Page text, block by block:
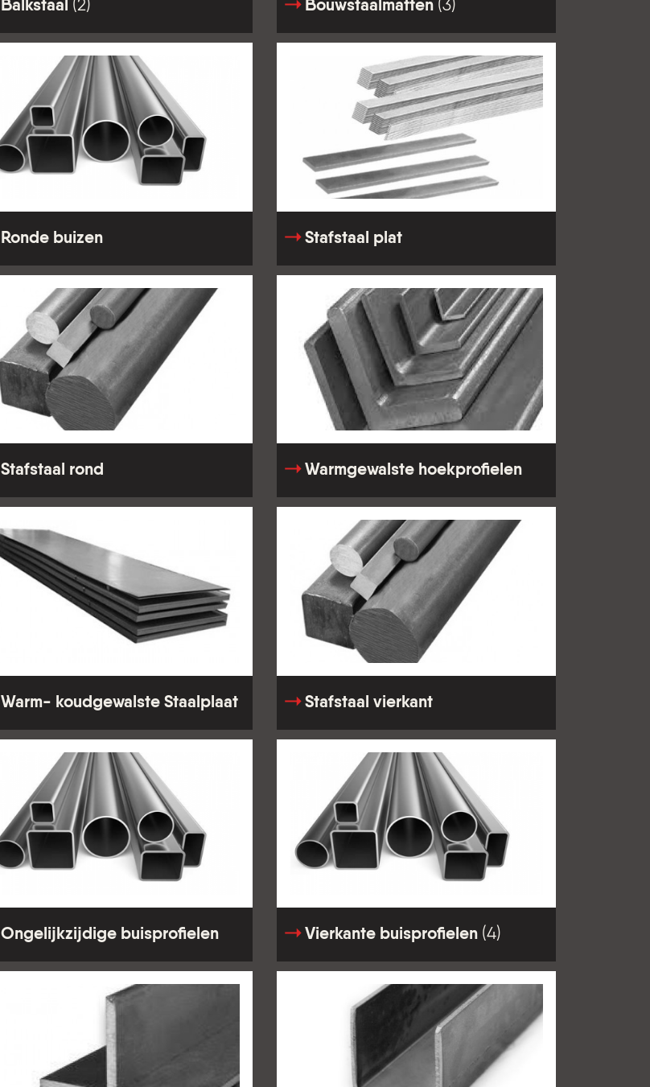
Balkstaal (2) Bouwstaalmatten (3)
Ronde buizen Stafstaal plat
Stafstaal rond Warmgewalste hoekprofielen
Warm- koudgewalste Staalplaat Stafstaal vierkant
Ongelijkzijdige buisprofielen Vierkante buisprofielen (4)